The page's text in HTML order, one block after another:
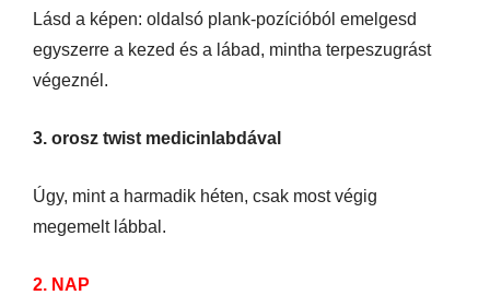
Lásd a képen: oldalsó plank-pozícióból emelgesd
egyszerre a kezed és a lábad, mintha terpeszugrást
végeznél.
3. orosz twist medicinlabdával
Úgy, mint a harmadik héten, csak most végig
megemelt lábbal.
2. NAP